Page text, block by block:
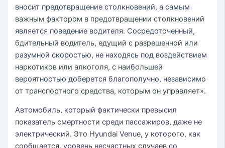
вносит предотвращение столкновений, а самым
важным фактором в предотвращении столкновений
является поведение водителя. Сосредоточенный,
бдительный водитель, едущий с разрешенной или
разумной скоростью, не находясь под воздействием
наркотиков или алкоголя, с наибольшей
вероятностью доберется благополучно, независимо
от транспортного средства, которым он управляет».
Автомобиль, который фактически превысил
показатель смертности среди пассажиров, даже не
электрический. Это Hyundai Venue, у которого, как
сообщается, уровень несчастных случаев со